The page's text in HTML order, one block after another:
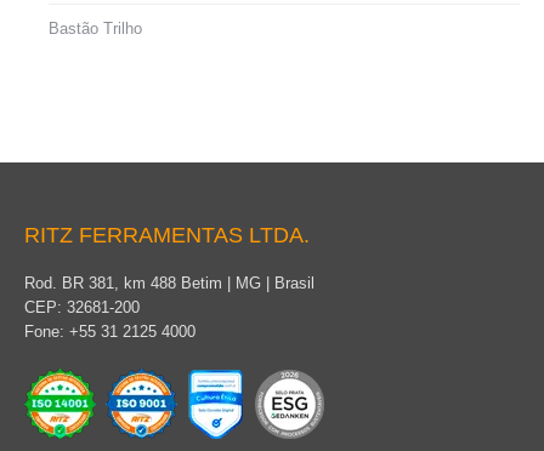
Bastão Trilho
RITZ FERRAMENTAS LTDA.
Rod. BR 381, km 488 Betim | MG | Brasil
CEP: 32681-200
Fone: +55 31 2125 4000